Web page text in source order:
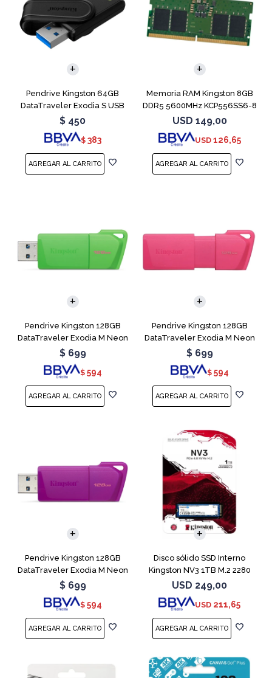
Pendrive Kingston 64GB
DataTraveler Exodia S USB
3.2
$ 450
$ 383
Memoria RAM Kingston 8GB
DDR5 5600MHz KCP556SS6-8
SODIMM
USD 149,00
USD 126,65
Pendrive Kingston 128GB
DataTraveler Exodia M Neon
Green
$ 699
$ 594
Pendrive Kingston 128GB
DataTraveler Exodia M Neon
Pink
$ 699
$ 594
Pendrive Kingston 128GB
DataTraveler Exodia M Neon
Purple
$ 699
$ 594
Disco sólido SSD Interno
Kingston NV3 1TB M.2 2280
NVMe PCIe
USD 249,00
USD 211,65